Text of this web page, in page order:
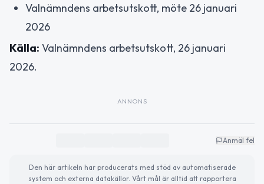
Valnämndens arbetsutskott, möte 26 januari
2026
Källa: Valnämndens arbetsutskott, 26 januari
2026.
ANNONS
Anmäl fel
Den här artikeln har producerats med stöd av automatiserade
system och externa datakällor. Vårt mål är alltid att rapportera